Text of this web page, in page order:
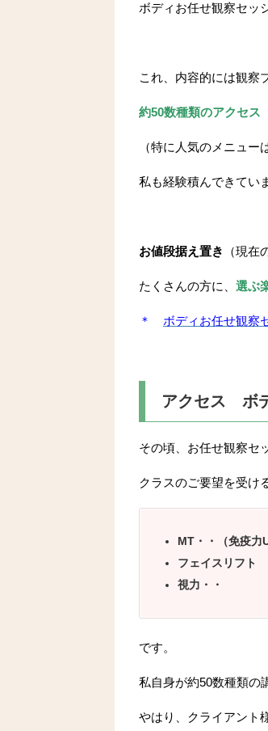
ボディお任せ観察セッ
これ、内容的には観察
約50数種類のアクセ
（特に人気のメニュー
私も経験積んできてい
お値段据え置き （現在
たくさんの方に、 選ぶ
＊ ボディお任せ観察
アクセス ボ
その頃、お任せ観察セ
クラスのご要望を受け
MT・・（免疫力
フェイスリフト
視力・・
です。
私自身が約50数種類の
やはり、クライアント